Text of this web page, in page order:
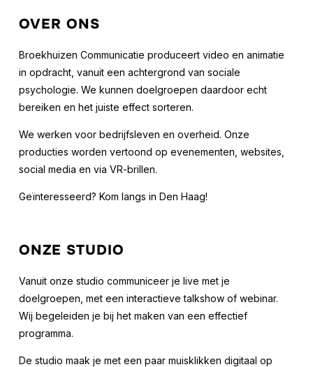
OVER ONS
Broekhuizen Communicatie produceert video en animatie
in opdracht, vanuit een achtergrond van sociale
psychologie. We kunnen doelgroepen daardoor echt
bereiken en het juiste effect sorteren.
We werken voor bedrijfsleven en overheid. Onze
producties worden vertoond op evenementen, websites,
social media en via VR-brillen.
Geïnteresseerd? Kom langs in Den Haag!
ONZE STUDIO
Vanuit onze studio communiceer je live met je
doelgroepen, met een interactieve talkshow of webinar.
Wij begeleiden je bij het maken van een effectief
programma.
De studio maak je met een paar muisklikken digitaal op